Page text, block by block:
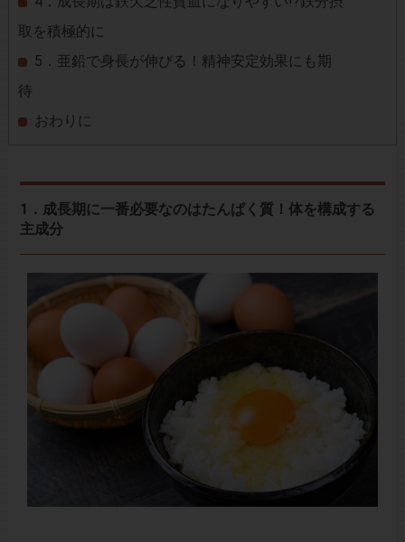
取を積極的に
5．亜鉛で身長が伸びる！精神安定効果にも期
待
おわりに
1．成長期に一番必要なのはたんぱく質！体を構成する
主成分